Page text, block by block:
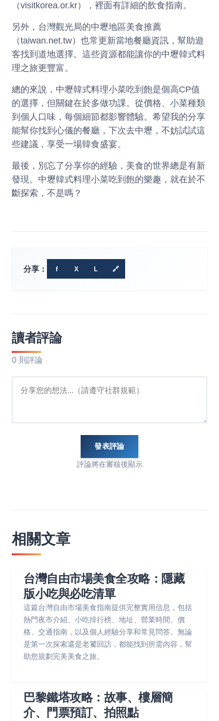
（visitkorea.or.kr），裡面有詳細的飲食指南。
另外，台灣觀光局的中壢地區美食推薦
（taiwan.net.tw）也常更新當地餐廳資訊，幫助遊
客找到道地選擇。這些資源都能讓你的中壢韓式料
理之旅更豐富。
總的來說，中壢韓式料理小菜吃到飽是個高CP值
的選擇，但關鍵在於多做功課。從價格、小菜種類
到個人口味，每個細節都影響體驗。希望我的分享
能幫你找到心儀的餐廳，下次去中壢，不妨試試這
些建議，享受一場韓食盛宴。
最後，別忘了分享你的經驗，美食的世界總是有新
發現。中壢韓式料理小菜吃到飽的樂趣，就在於不
斷探索，不是嗎？
分享： f X L 🔗
讀者評論
0 則評論
發表評論
評論將在審核後顯示
相關文章
台灣自由市場美食全攻略：隱藏
版小吃與必吃清單
這篇台灣自由市場美食指南提供完整實用信息，包括
熱門夜市介紹、小吃排行榜、地址、營業時間、價
格、交通指南，以及個人經驗分享和常見問答。無論
是第一次探索還是老饕回訪，都能找到所需內容，幫
助您規劃完美美食之旅。
巴黎鐵塔攻略：故事、樓層簡
介、門票預訂、拍照點